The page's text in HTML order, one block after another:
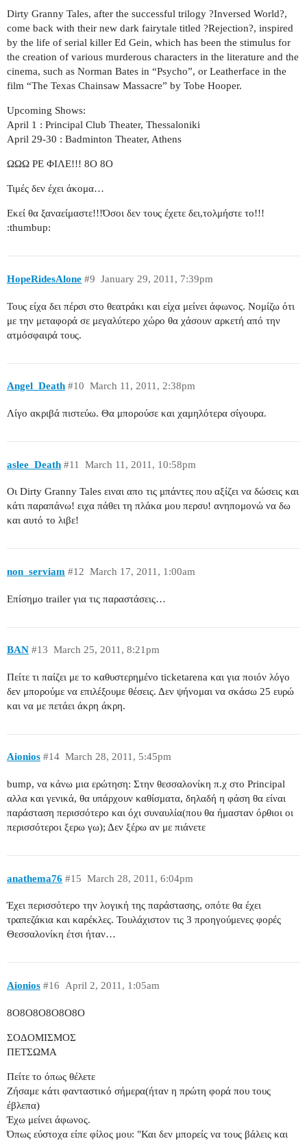
Dirty Granny Tales, after the successful trilogy ?Inversed World?,
come back with their new dark fairytale titled ?Rejection?, inspired
by the life of serial killer Ed Gein, which has been the stimulus for
the creation of various murderous characters in the literature and the
cinema, such as Norman Bates in “Psycho”, or Leatherface in the
film “The Texas Chainsaw Massacre” by Tobe Hooper.
Upcoming Shows:
April 1 : Principal Club Theater, Thessaloniki
April 29-30 : Badminton Theater, Athens
ΩΩΩ ΡΕ ΦΙΛΕ!!! 8O 8O
Τιμές δεν έχει άκομα…
Εκεί θα ξαναείμαστε!!!Όσοι δεν τους έχετε δει,τολμήστε το!!!
:thumbup:
HopeRidesAlone January 29, 2011, 7:39pm
#9
Τους είχα δει πέρσι στο θεατράκι και είχα μείνει άφωνος. Νομίζω ότι
με την μεταφορά σε μεγαλύτερο χώρο θα χάσουν αρκετή από την
ατμόσφαιρά τους.
Angel_Death March 11, 2011, 2:38pm
#10
Λίγο ακριβά πιστεύω. Θα μπορούσε και χαμηλότερα σίγουρα.
aslee_Death March 11, 2011, 10:58pm
#11
Οι Dirty Granny Tales ειναι απο τις μπάντες που αξίζει να δώσεις και
κάτι παραπάνω! ειχα πάθει τη πλάκα μου περσυ! ανηπομονώ να δω
και αυτό το λιβε!
non_serviam March 17, 2011, 1:00am
#12
Επίσημο trailer για τις παραστάσεις…
BAN March 25, 2011, 8:21pm
#13
Πείτε τι παίζει με το καθυστερημένο ticketarena και για ποιόν λόγο
δεν μπορούμε να επιλέξουμε θέσεις. Δεν ψήνομαι να σκάσω 25 ευρώ
και να με πετάει άκρη άκρη.
Aionios March 28, 2011, 5:45pm
#14
bump, να κάνω μια ερώτηση: Στην θεσσαλονίκη π.χ στο Principal
αλλα και γενικά, θα υπάρχουν καθίσματα, δηλαδή η φάση θα είναι
παράσταση περισσότερο και όχι συναυλία(που θα ήμασταν όρθιοι οι
περισσότεροι ξερω γω); Δεν ξέρω αν με πιάνετε
anathema76 March 28, 2011, 6:04pm
#15
Έχει περισσότερο την λογική της παράστασης, οπότε θα έχει
τραπεζάκια και καρέκλες. Τουλάχιστον τις 3 προηγούμενες φορές
Θεσσαλονίκη έτσι ήταν…
Aionios April 2, 2011, 1:05am
#16
8O8O8O8O8O8O
ΣΟΔΟΜΙΣΜΟΣ
ΠΕΤΣΩΜΑ
Πείτε το όπως θέλετε
Ζήσαμε κάτι φανταστικό σήμερα(ήταν η πρώτη φορά που τους
έβλεπα)
Έχω μείνει άφωνος.
Όπως εύστοχα είπε φίλος μου: "Και δεν μπορείς να τους βάλεις και